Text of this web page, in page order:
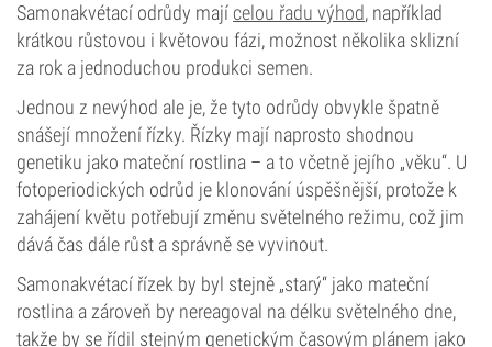
Samonakvétací odrůdy majícelou řadu výhod, například
krátkou růstovou i květovou fázi, možnost několika sklizní
za rok a jednoduchou produkci semen.
Jednou z nevýhod ale je, že tyto odrůdy obvykle špatně
snášejí množení řízky. Řízky mají naprosto shodnou
genetiku jako mateční rostlina – a to včetně jejího „věku“. U
fotoperiodických odrůd je klonování úspěšnější, protože k
zahájení květu potřebují změnu světelného režimu, což jim
dává čas dále růst a správně se vyvinout.
Samonakvétací řízek by byl stejně „starý“ jako mateční
rostlina a zároveň by nereagoval na délku světelného dne,
takže by se řídil stejným genetickým časovým plánem jako